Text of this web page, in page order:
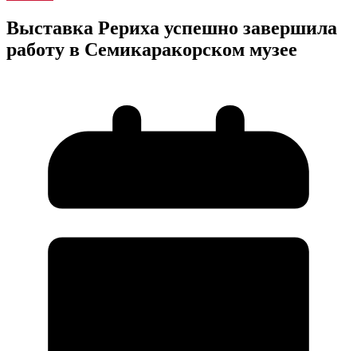
Выставка Рериха успешно завершила
работу в Семикаракорском музее